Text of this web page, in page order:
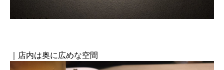
｜店内は奥に広めな空間